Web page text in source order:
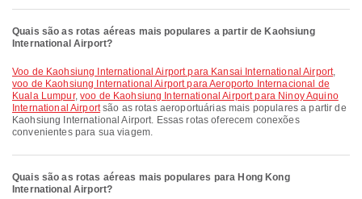
Quais são as rotas aéreas mais populares a partir de Kaohsiung
International Airport?
voo de Kaohsiung International Airport para Kansai International Airport,
voo de Kaohsiung International Airport para Aeroporto Internacional de
Kuala Lumpur, voo de Kaohsiung International Airport para Ninoy Aquino
International Airportsão as rotas aeroportuárias mais populares a partir de
Kaohsiung International Airport. Essas rotas oferecem conexões
convenientes para sua viagem.
Quais são as rotas aéreas mais populares para Hong Kong
International Airport?